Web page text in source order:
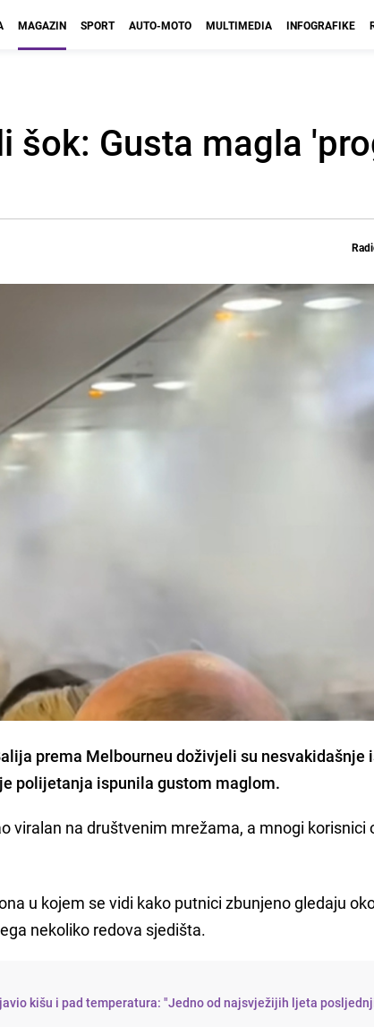
MAGAZIN SPORT AUTO-MOTO MULTIMEDIA INFOGRAFIKE
šok: Gusta magla
prema Melbourneu doživjeli su nesvakidašnje
polijetanja ispunila gustom maglom.
viralan na društvenim mrežama, a mnogi korisnici
u kojem se vidi kako putnici zbunjeno gledaju
nekoliko redova sjedišta.
kišu i pad temperatura: "Jedno od najsvježijih ljeta